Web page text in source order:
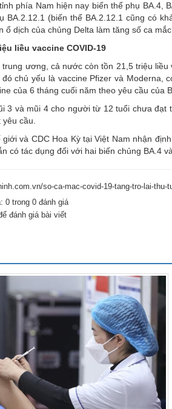
phía Nam hiện nay biến thể phụ
BA.2.12.1 (biến thể BA.2.12.1 cũng có
ổ dịch của chủng Delta làm tăng số ca mắc.
liều vaccine COVID-19
ương, cả nước còn tồn 21,5 triệu
chủ yếu là vaccine Pfizer và Moderna,
của 6 tháng cuối năm theo yêu cầu của
3 và mũi 4 cho người từ 12 tuổi chưa
cầu.
và CDC Hoa Kỳ tại Việt Nam nhận
có tác dụng đối với hai biến chủng BA.4
so-ca-mac-covid-19-tang-tro-lai-thu-
0 trong 0 đánh giá
đánh giá bài viết